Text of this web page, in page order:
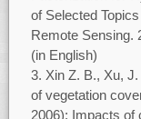
of Selected
Remote Sensing.
(in English)
Xin Z. B., Xu,
of vegetation
2006): Impacts of